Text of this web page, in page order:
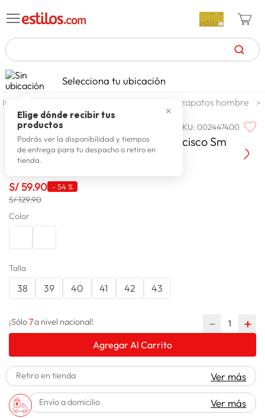
TÉRMINOS MÁS BUSCADOS
1. zapatillas mujer
2. celulares
3. zapatillas hombre
4. moda
6. tv
7.
10. lavadora
Selecciona tu ubicación
✕
Elige dónde recibir tus
productos
Podrás ver la disponibilidad y tiempos
de entrega para tu despacho o retiro en
tienda.
calzado y zapatillas zapatos hombre
ANDRE MERCIER SKU:002447400
Andre Mercier Zapato Vestir Francisco Sm
S/59.90 - 54 %
S/ 129.90
Color
Talla
38 39 40 41 42 43
¡Sólo7a nivel nacional! ＋
－
Agregar Al Carrito
Retiro en tienda Ver más
Envío a domicilio Ver más